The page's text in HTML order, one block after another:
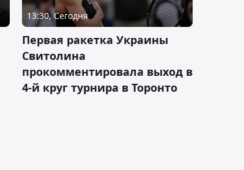
13:30, Сегодня
Первая ракетка Украины
Свитолина
прокомментировала выход в
4-й круг турнира в Торонто